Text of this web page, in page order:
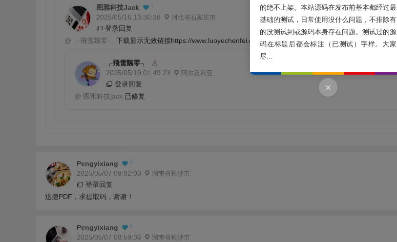
图雅科技jack 1
2025/05/16 13:30:38 河北省石家庄市
登录回复
@
╭飛雪飄零╮ 下载显示无效链接https://www.luoyechenfei.com/html/2957.html
╭飛雪飄零╮
2025/05/19 01:49:23
阿尔及利亚
登录回复
@ 图雅科技jack 已修复
Pengyixiang 1
2025/05/07 09:02:03 湖南省长沙市
登录回复
迅捷PDF，求提取码，谢谢！
Pengyixiang 1
2025/05/07 08:59:36 湖南省长沙市
的绝不上架。本站源码在发布前基本都经过最
基础的测试，日常使用没什么问题，不排除有
的没测试到或源码本身存在问题。测试过的源
码在标题后都会标注（已测试）字样。大家
尽...